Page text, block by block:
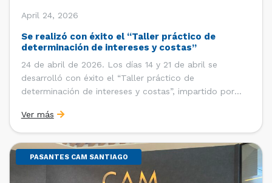
April 24, 2026
Se realizó con éxito el “Taller práctico de
determinación de intereses y costas”
24 de abril de 2026. Los días 14 y 21 de abril se
desarrolló con éxito el “Taller práctico de
determinación de intereses y costas”, impartido por
Universidad Católica de Chile y Magíster en Economía
de la Universidad de Chicago) y María Luisa Petitpas
[…]
Ver más
PASANTES CAM SANTIAGO